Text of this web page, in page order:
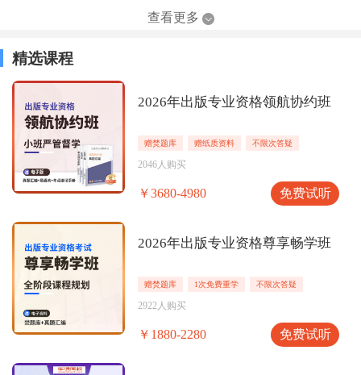
查看更多
精选课程
2026年出版专业资格领航协约班
赠焚题库 赠纸质资料 不限次答疑
2046人购买
￥3680-4980 免费试听
2026年出版专业资格尊享畅学班
赠焚题库 1次免费重学 不限次答疑
2922人购买
￥1880-2280 免费试听